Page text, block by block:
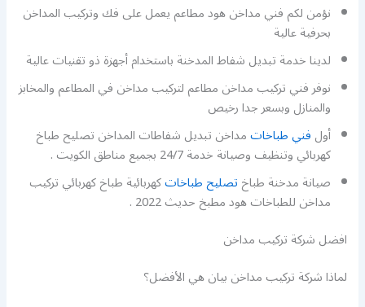
نؤمن لكم فني مداخن هود مطاعم يعمل على فك وتركيب المداخن
بحرفية عالية
لدينا خدمة تبديل شفاط المدخنة باستخدام أجهزة ذو تقنيات عالية
نوفر فني تركيب مداخن مطاعم لتركيب مداخن في المطاعم والمخابز
والمنازل وبسعر جدا رخيص
أولفني طباخاتمداخن تبديل شفاطات المداخن تصليح طباخ
كهربائي وتنظيف وصيانة خدمة 24/7 بجميع مناطق الكويت .
صيانة مدخنة طباختصليح طباخاتكهربائية طباخ كهربائي تركيب
مداخن للطباخات هود مطبخ حديث 2022 .
افضل شركة تركيب مداخن
لماذا شركة تركيب مداخن بيان هي الأفضل؟